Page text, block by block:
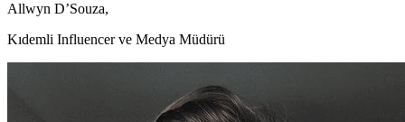
Allwyn D’Souza,
Kıdemli Influencer ve Medya Müdürü